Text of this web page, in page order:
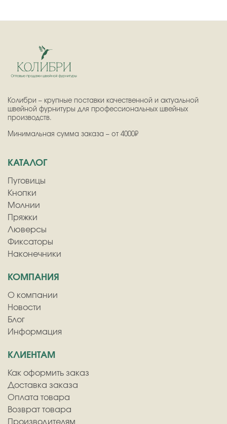
Колибри – крупные поставки качественной и актуальной
швейной фурнитуры для профессиональных швейных
производств.
Минимальная сумма заказа – от 4000₽
КАТАЛОГ
Пуговицы
Кнопки
Молнии
Пряжки
Люверсы
Фиксаторы
Наконечники
КОМПАНИЯ
О компании
Новости
Блог
Информация
КЛИЕНТАМ
Как оформить заказ
Доставка заказа
Оплата товара
Возврат товара
Производителям